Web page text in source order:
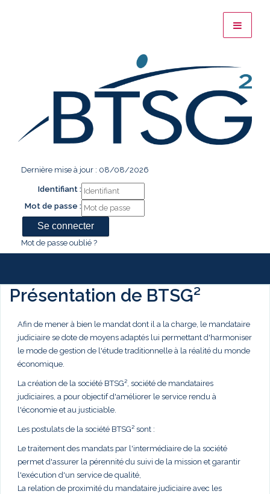
Dernière mise à jour : 08/08/2026
Identifiant :
Mot de passe :
Mot de passe oublié ?
Présentation de BTSG²
Afin de mener à bien le mandat dont il a la charge, le mandataire
judiciaire se dote de moyens adaptés lui permettant d'harmoniser
le mode de gestion de l'étude traditionnelle à la réalité du monde
économique.
La création de la société BTSG², société de mandataires
judiciaires, a pour objectif d'améliorer le service rendu à
l'économie et au justiciable.
Les postulats de la société BTSG² sont :
Le traitement des mandats par l'intermédiaire de la société
permet d'assurer la pérennité du suivi de la mission et garantir
l'exécution d'un service de qualité,
La relation de proximité du mandataire judiciaire avec les